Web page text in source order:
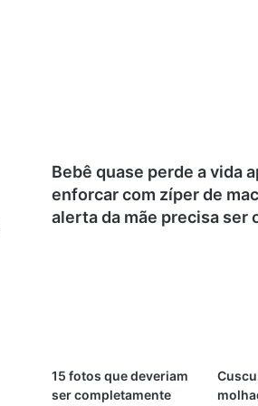
Bebê quase perde a vida
enforcar com zíper de
alerta da mãe precisa ser
15 fotos que deveriam
ser completamente